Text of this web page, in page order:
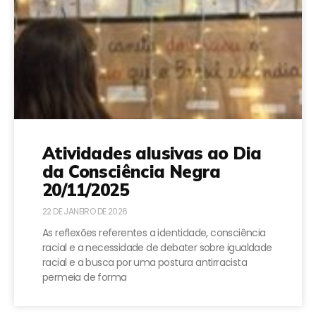
Atividades alusivas ao Dia
da Consciência Negra
20/11/2025
22 DE JANEIRO DE 2026
As reflexões referentes a identidade, consciência
racial e a necessidade de debater sobre igualdade
racial e a busca por uma postura antirracista
permeia de forma